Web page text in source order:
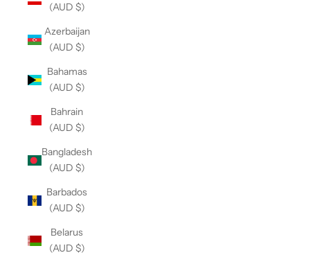
(AUD $)
Azerbaijan
(AUD $)
Bahamas
(AUD $)
Bahrain
(AUD $)
Bangladesh
(AUD $)
Barbados
(AUD $)
Belarus
(AUD $)